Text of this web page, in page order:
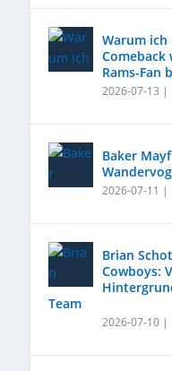
Warum
Comeback
Rams-Fan
2026-07-13 |
Baker
2026-07-11 |
Brian
Cowboys:
Team
2026-07-10 |